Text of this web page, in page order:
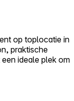
op toplocatie in
praktische
ideale plek om